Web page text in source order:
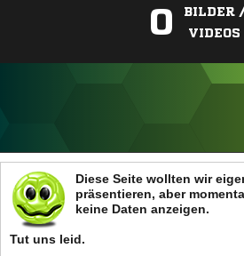
0
BILDER
VIDEOS
ANZEIGE
Diese Seite wollten wir
präsentieren, aber
keine Daten anzeigen.
Tut uns leid.